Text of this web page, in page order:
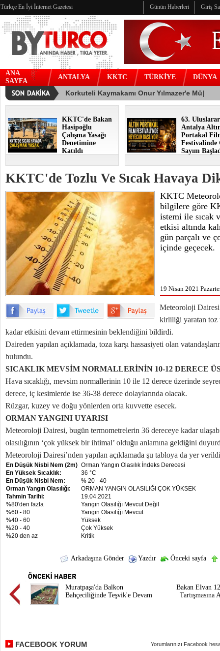
Türkçe En İyi İnternet Gazetesi Günün Haberleri Giriş
ANA
SAYFA
ANTALYA KKTC TÜRKİYE DÜNYA
KKTC'de Bakan
Hasipoğlu
Çalışma Yasağı
Denetimine
Katıldı
63.
Antalya
Portakal
Festivalinde
Sayım
KKTC'de Tozlu Ve Sıcak Havaya
KKTC
bilgilere göre
istemi ile sıcak
etkisi altında
gün parçalı ve
içinde geçecek.
19 Nisan 2021
Meteoroloji
kirliliği yaratan toz
kadar etkisini devam ettirmesinin beklendiğini bildirdi.
Daireden yapılan açıklamada, toza karşı hassasiyeti olan
bulundu.
SICAKLIK MEVSİM NORMALLERİNİN 10-12 DERECE
Hava sıcaklığı, mevsim normallerinin 10 ile 12 derece üzerinde
derece, iç kesimlerde ise 36-38 derece dolaylarında olacak.
Rüzgar, kuzey ve doğu yönlerden orta kuvvette esecek.
ORMAN YANGINI UYARISI
Meteoroloji Dairesi, bugün termometrelerin 36 dereceye kadar
olasılığının ‘çok yüksek bir ihtimal’ olduğu anlamına geldiğini
Meteoroloji Dairesi’nden yapılan açıklamada şu tabloya da yer
En Yüksek Sıcaklık:
36 °C
En Düşük Nisbi Nem:
% 20 - 40
Orman Yangın Olasılığı:
ORMAN YANGIN OLASILIĞI ÇOK YÜKSEK
Tahmin Tarihi:
19.04.2021
En Düşük Nisbi Nem (2m) Orman Yangın Olasılık İndeks Derecesi
%80'den fazla
Yangın Olasılığı Mevcut Değil
%60 - 80
Yangın Olasılığı Mevcut
%40 - 60
Yüksek
%20 - 40
Çok Yüksek
%20 den az
Kritik
Arkadaşına Gönder Yazdır Önceki sayfa
Muratpaşa'da Balkon
Bahçeciliğinde Teşvik'e Devam
Bakan Elvan
Tartışmasına
FACEBOOK YORUM Yorumlarınızı Facebook